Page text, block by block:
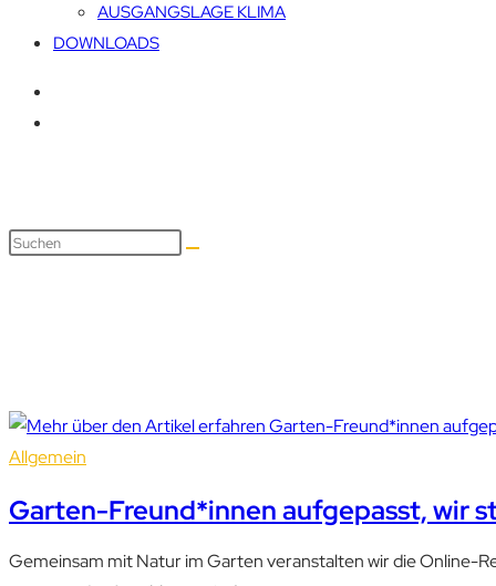
AUSGANGSLAGE KLIMA
DOWNLOADS
Allgemein
Garten-Freund*innen aufgepasst, wir
Gemeinsam mit Natur im Garten veranstalten wir die Online-